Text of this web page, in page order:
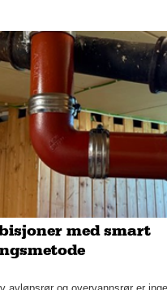
som kommer har ikke tid til å
som gjør at jeg jobber
til Norge, var det med et klart
Etter å ha gått i lære i
norske systemet, fikk han
en tøff start med få kunder,
navn til Hei Sveis.
folk om hvorfor de først kom
at det er fordi navnet er så
sier at jobben deres ikke bare
med smart